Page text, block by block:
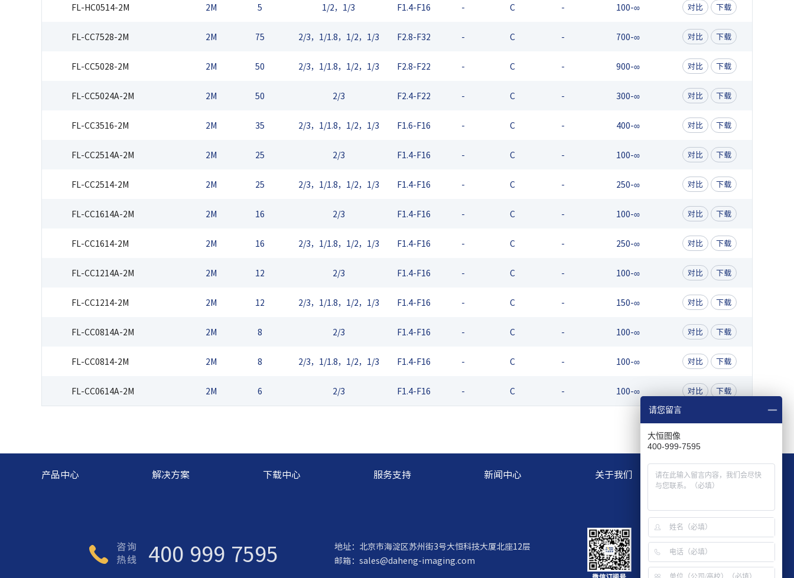
FL-HC0514-2M 2M 5 1/2，1/3 F1.4-F16 - C - 100-∞ 对比 下载
FL-CC7528-2M 2M 75 2/3，1/1.8，1/2，1/3 F2.8-F32 - C - 700-∞ 对比 下载
FL-CC5028-2M 2M 50 2/3，1/1.8，1/2，1/3 F2.8-F22 - C - 900-∞ 对比 下载
FL-CC5024A-2M 2M 50 2/3 F2.4-F22 - C - 300-∞ 对比 下载
FL-CC3516-2M 2M 35 2/3，1/1.8，1/2，1/3 F1.6-F16 - C - 400-∞ 对比 下载
FL-CC2514A-2M 2M 25 2/3 F1.4-F16 - C - 100-∞ 对比 下载
FL-CC2514-2M 2M 25 2/3，1/1.8，1/2，1/3 F1.4-F16 - C - 250-∞ 对比 下载
FL-CC1614A-2M 2M 16 2/3 F1.4-F16 - C - 100-∞ 对比 下载
FL-CC1614-2M 2M 16 2/3，1/1.8，1/2，1/3 F1.4-F16 - C - 250-∞ 对比 下载
FL-CC1214A-2M 2M 12 2/3 F1.4-F16 - C - 100-∞ 对比 下载
FL-CC1214-2M 2M 12 2/3，1/1.8，1/2，1/3 F1.4-F16 - C - 150-∞ 对比 下载
FL-CC0814A-2M 2M 8 2/3 F1.4-F16 - C - 100-∞ 对比 下载
FL-CC0814-2M 2M 8 2/3，1/1.8，1/2，1/3 F1.4-F16 - C - 100-∞ 对比 下载
FL-CC0614A-2M 2M 6 2/3 F1.4-F16 - C - 100-∞ 对比 下载
产品中心 解决方案 下载中心 服务支持 新闻中心 关于我们
400 999 7595
地址：北京市海淀区苏州街3号大恒科技大厦北座12层
邮箱：sales@daheng-imaging.com
请您留言
大恒图像
400-999-7595